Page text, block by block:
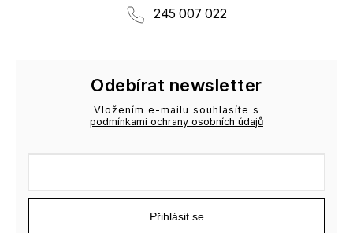
245 007 022
Odebírat newsletter
Vložením e-mailu souhlasíte s
podmínkami ochrany osobních údajů
Přihlásit se